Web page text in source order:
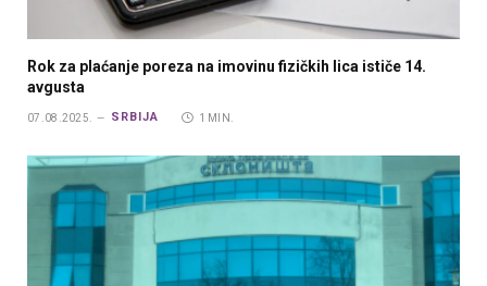
Rok za plaćanje poreza na imovinu fizičkih lica ističe 14.
avgusta
07.08.2025. SRBIJA 1 MIN.